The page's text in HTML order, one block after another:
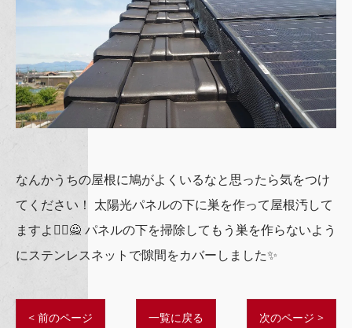
なんかうちの屋根に鳩がよくいるなと思ったら気をつけ
てください！ 太陽光パネルの下に巣を作って屋根汚して
ますよ🙅‍♂️🙅 パネルの下を掃除してもう巣を作らないよう
にステンレスネットで隙間をカバーしました✨
< 前のページ 一覧に戻る 次のページ >